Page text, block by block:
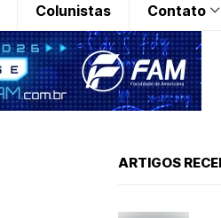
Colunistas Contato
ARTIGOS